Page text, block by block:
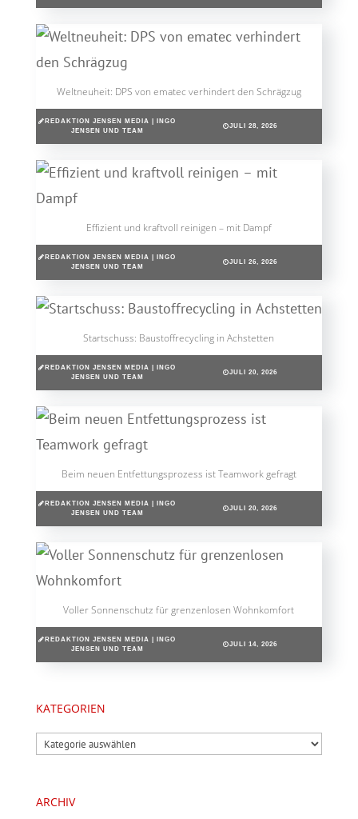
Weltneuheit: DPS von ematec verhindert den Schrägzug
REDAKTION JENSEN MEDIA | INGO
JENSEN UND TEAM
JULI 28, 2026
Effizient und kraftvoll reinigen – mit Dampf
REDAKTION JENSEN MEDIA | INGO
JENSEN UND TEAM
JULI 26, 2026
Startschuss: Baustoffrecycling in Achstetten
REDAKTION JENSEN MEDIA | INGO
JENSEN UND TEAM
JULI 20, 2026
Beim neuen Entfettungsprozess ist Teamwork gefragt
REDAKTION JENSEN MEDIA | INGO
JENSEN UND TEAM
JULI 20, 2026
Voller Sonnenschutz für grenzenlosen Wohnkomfort
REDAKTION JENSEN MEDIA | INGO
JENSEN UND TEAM
JULI 14, 2026
KATEGORIEN
Kategorien
ARCHIV